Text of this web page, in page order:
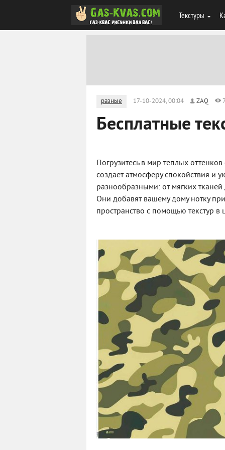
Текстуры
разные 17-10-2024, 00:04 ZAQ
Бесплатные
Погрузитесь в мир теплых
создает атмосферу спокойствия и
разнообразными: от мягких
Они добавят вашему дому нотку
пространство с помощью текстур